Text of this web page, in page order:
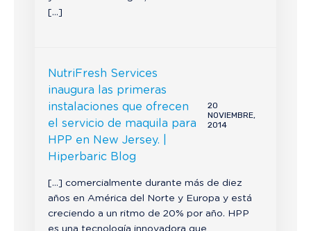
[…]
NutriFresh Services
inaugura las primeras
instalaciones que ofrecen
el servicio de maquila para
HPP en New Jersey. |
Hiperbaric Blog
20
NOVIEMBRE,
2014
[…] comercialmente durante más de diez
años en América del Norte y Europa y está
creciendo a un ritmo de 20% por año. HPP
es una tecnología innovadora que